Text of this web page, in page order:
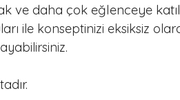
ve daha çok eğlenceye
ile konseptinizi eksiksiz